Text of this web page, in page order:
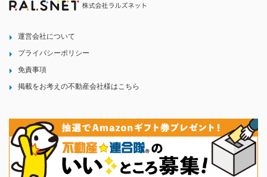
運営会社について
プライバシーポリシー
免責事項
掲載をお考えの不動産会社様はこちら